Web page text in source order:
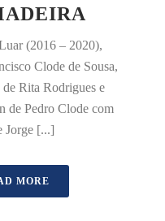
(2016 – 2020),
Clode de Sousa,
Rita Rodrigues e
de Pedro Clode com
Jorge [...]
MORE